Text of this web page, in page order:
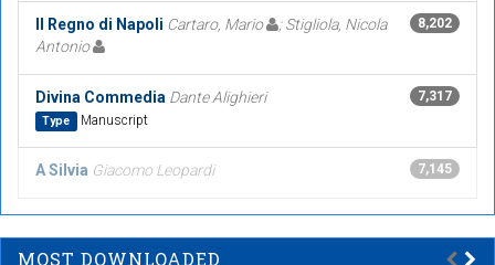
8,202
Il Regno di Napoli Cartaro, Mario
; Stigliola, Nicola
Antonio
7,317
Divina Commedia Dante Alighieri
Type Manuscript
7,145
A Silvia Giacomo Leopardi
MOST DOWNLOADED